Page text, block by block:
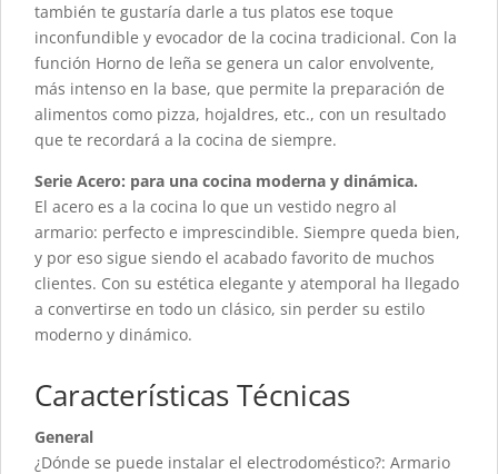
también te gustaría darle a tus platos ese toque
inconfundible y evocador de la cocina tradicional. Con la
función Horno de leña se genera un calor envolvente,
más intenso en la base, que permite la preparación de
alimentos como pizza, hojaldres, etc., con un resultado
que te recordará a la cocina de siempre.
Serie Acero: para una cocina moderna y dinámica.
El acero es a la cocina lo que un vestido negro al
armario: perfecto e imprescindible. Siempre queda bien,
y por eso sigue siendo el acabado favorito de muchos
clientes. Con su estética elegante y atemporal ha llegado
a convertirse en todo un clásico, sin perder su estilo
moderno y dinámico.
Características Técnicas
General
¿Dónde se puede instalar el electrodoméstico?: Armario